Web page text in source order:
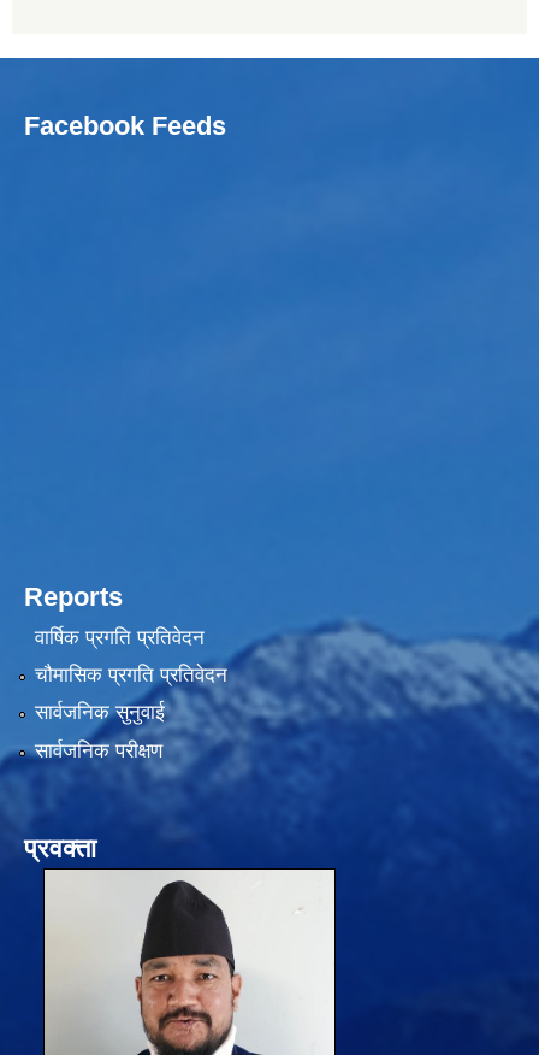
Facebook Feeds
Reports
वार्षिक प्रगति प्रतिवेदन
चौमासिक प्रगति प्रतिवेदन
सार्वजनिक सुनुवाई
सार्वजनिक परीक्षण
प्रवक्ता